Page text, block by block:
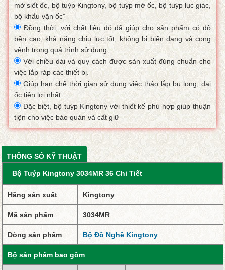
mở siết ốc, bộ tuýp Kingtony, bộ tuýp mở ốc, bộ tuýp lục giác,
bộ khẩu vặn ốc”
Đồng thời, với chất liệu đó đã giúp cho sản phẩm có độ
bền cao, khả năng chịu lực tốt, không bị biến dạng và cong
vênh trong quá trình sử dụng.
Với chiều dài và quy cách được sản xuất đúng chuẩn cho
việc lắp ráp các thiết bị.
Giúp hạn chế thời gian sử dụng việc tháo lắp bu long, đai
ốc tiện lợi nhất
Đặc biệt, bộ tuýp Kingtony với thiết kế phù hợp giúp thuận
tiện cho việc bảo quản và cất giữ
THÔNG SỐ KỸ THUẬT
Bộ Tuýp Kingtony 3034MR 36 Chi Tiết
Hãng sản xuất Kingtony
Mã sản phẩm 3034MR
Dòng sản phẩm Bộ Đồ Nghề Kingtony
Bộ sản phẩm bao gồm